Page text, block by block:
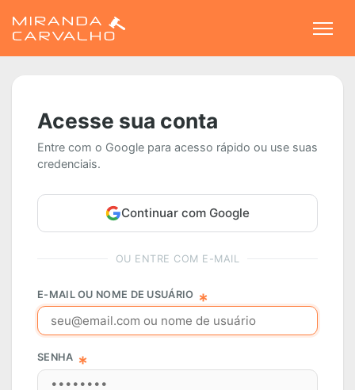
Acesse sua conta
Entre com o Google para acesso rápido ou use suas
credenciais.
Continuar com Google
OU ENTRE COM E-MAIL
E-MAIL OU NOME DE USUÁRIO
SENHA